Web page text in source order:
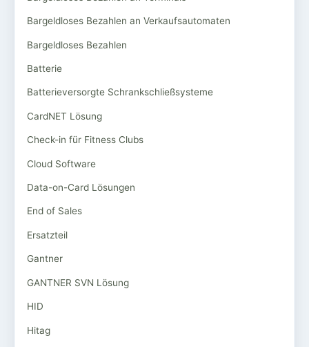
Bargeldloses Bezahlen an Verkaufsautomaten
Bargeldloses Bezahlen
Batterie
Batterieversorgte Schrankschließsysteme
CardNET Lösung
Check-in für Fitness Clubs
Cloud Software
Data-on-Card Lösungen
End of Sales
Ersatzteil
Gantner
GANTNER SVN Lösung
HID
Hitag